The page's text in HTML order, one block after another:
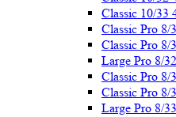
Classic 10/33
Classic Pro 8/
Classic Pro 8/
Large Pro 8/
Classic Pro 8/
Classic Pro
Large Pro 8/